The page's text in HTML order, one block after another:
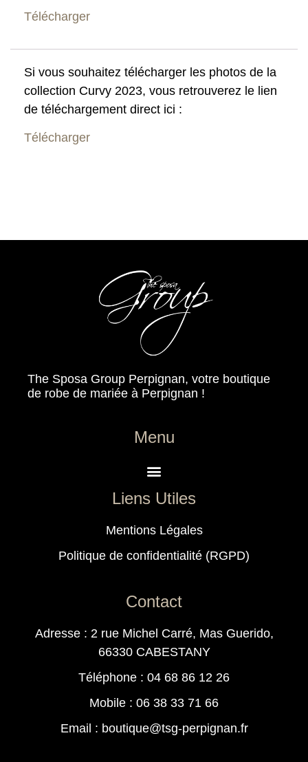
Télécharger
Si vous souhaitez télécharger les photos de la
collection Curvy 2023, vous retrouverez le lien
de téléchargement direct ici :
Télécharger
The Sposa Group Perpignan, votre boutique
de robe de mariée à Perpignan !
Menu
Liens Utiles
Mentions Légales
Politique de confidentialité (RGPD)
Contact
Adresse : 2 rue Michel Carré, Mas Guerido,
66330 CABESTANY
Téléphone : 04 68 86 12 26
Mobile : 06 38 33 71 66
Email : boutique@tsg-perpignan.fr